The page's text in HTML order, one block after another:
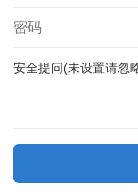
安全提问(未设置请忽